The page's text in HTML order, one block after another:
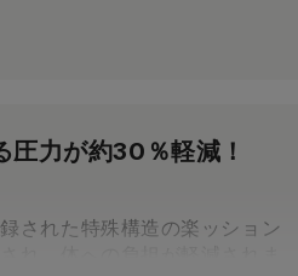
圧力が約30％軽減！
された特殊構造の楽ッション